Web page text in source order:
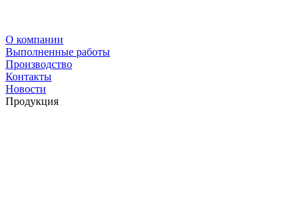
О компании
Выполненные работы
Производство
Контакты
Новости
Продукция